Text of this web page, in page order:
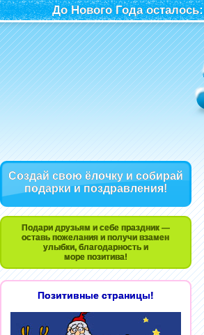
До Нового Года осталось:
Создай свою ёлочку и собирай
подарки и поздравления!
Подари друзьям и себе праздник —
оставь пожелания и получи взамен
улыбки, благодарность и
море позитива!
Позитивные страницы!